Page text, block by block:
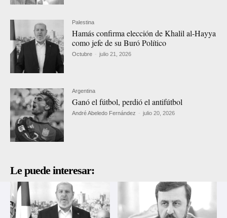
Palestina
Hamás confirma elección de Khalil al-Hayya
como jefe de su Buró Político
Octubre - julio 21, 2026
Argentina
Ganó el fútbol, perdió el antifútbol
André Abeledo Fernández - julio 20, 2026
Le puede interesar: